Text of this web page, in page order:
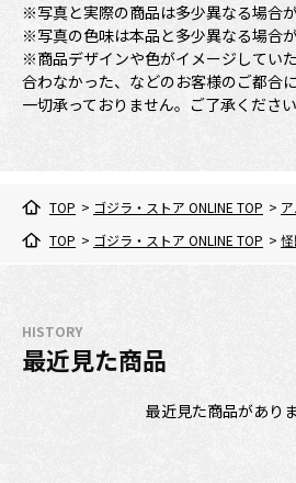
※写真と実際の商品は多少異なる場合が
※写真の色味は本品と多少異なる場合が
※商品デザインや色がイメージしてい
合わなかった、などのお客様のご都合
一切承っておりません。ご了承ください
TOP > ゴジラ・ストア ONLINE TOP >
TOP > ゴジラ・ストア ONLINE TOP >
HISTORY
最近見た商品
最近見た商品があり